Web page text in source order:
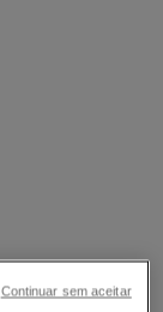
Continuar sem aceitar